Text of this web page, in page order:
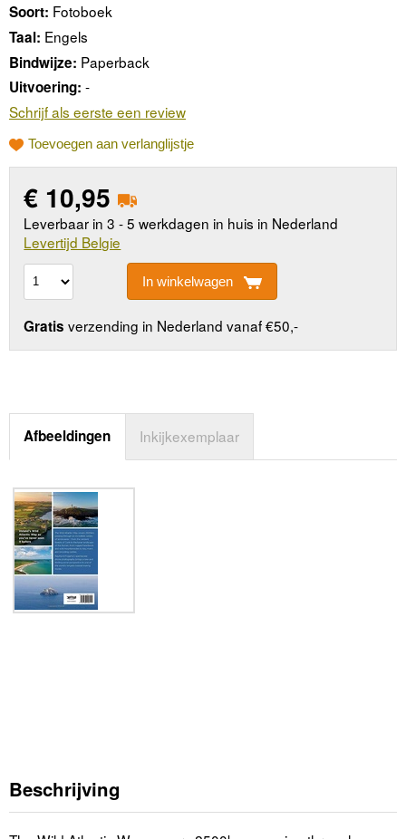
Soort: Fotoboek
Taal: Engels
Bindwijze: Paperback
Uitvoering: -
Schrijf als eerste een review
Toevoegen aan verlanglijstje
€ 10,95
Leverbaar in 3 - 5 werkdagen in huis in Nederland
Levertijd Belgie
In winkelwagen
Gratis verzending in Nederland vanaf €50,-
Afbeeldingen Inkijkexemplaar
Beschrijving